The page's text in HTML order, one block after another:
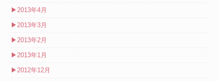
▶2013年4月
▶2013年3月
▶2013年2月
▶2013年1月
▶2012年12月